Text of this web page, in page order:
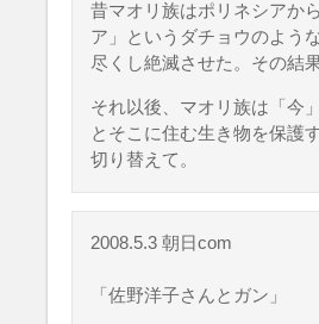
昔マオリ族はポリネシアか
ア」というダチョウのよう
尽くし絶滅させた。その結
それ以後、マオリ族は「今
とそこに住む生き物を保護
切り替えて。
2008.5.3 朝日com
「佐野洋子さんとガン」